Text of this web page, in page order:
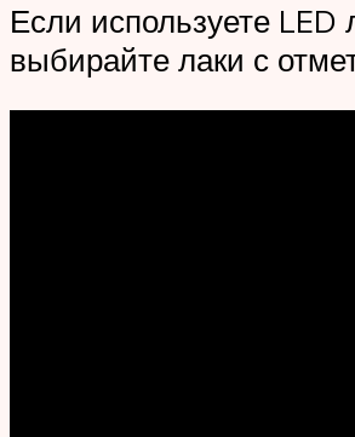
Если используете LED
выбирайте лаки с